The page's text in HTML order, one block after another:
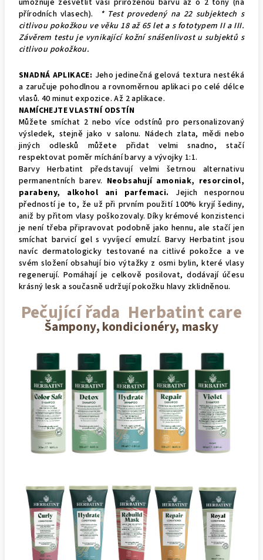
přírodních vlasech).
* Test provedený na 22 subjektech s
citlivou pokožkou ve věku 18 až 65 let a s fototypem II a III.
Závěrem testu je vynikající kožní snášenlivost u subjektů s
citlivou pokožkou.
SNADNÁ APLIKACE: Jeho jedinečná gelová textura nestéká
a zaručuje pohodlnou a rovnoměrnou aplikaci po celé délce
vlasů. 40 minut expozice. Až 2 aplikace.
NAMÍCHEJTE VLASTNÍ ODSTÍN
Můžete smíchat 2 nebo více odstínů pro personalizovaný
výsledek, stejně jako v salonu. Nádech zlata, mědi nebo
jiných odlesků můžete přidat velmi snadno, stačí
respektovat poměr míchání barvy a vývojky 1:1.
Barvy Herbatint představují velmi šetrnou alternativu
permanentních barev. Neobsahují amoniak, resorcinol,
parabeny, alkohol ani parfemaci. Jejich nespornou
předností je to, že už při prvním použití 100% kryjí šediny,
aniž by přitom vlasy poškozovaly. Díky krémové konzistenci
je není třeba připravovat podobně jako hennu, ale stačí jen
smíchat barvicí gel s vyvíjecí emulzí. Barvy Herbatint jsou
navíc dermatologicky testované na citlivé pokožce a ve
svém složení obsahují bio výtažky z osmi bylin, které vlasy
regenerují. Pomáhají je celkově posilovat, dodávají účesu
krásný lesk a současně udržují pokožku hlavy zklidněnou.
Pečující řada Herbatint care
Šampony, kondicionéry, masky